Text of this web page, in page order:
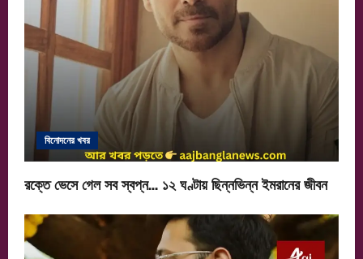
বিনোদনের খবর
রক্তে ভেসে গেল সব স্বপ্ন… ১২ ঘণ্টায় ছিন্নভিন্ন ইমরানের জীবন